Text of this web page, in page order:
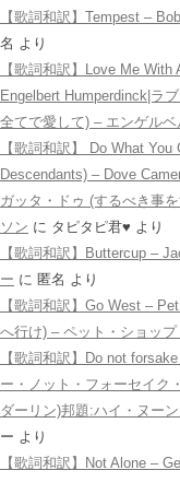
【歌詞和訳】Tempest –
名 より
【歌詞和訳】Love Me
Engelbert Humperdinck|ラ
全てで愛して) – エンゲル
【歌詞和訳】 Do What
Descendants) – Dove
ガッタ・ドゥ (するべき事
ソン に タピタピ君♥️ より
【歌詞和訳】Buttercup –
ー に 匿名 より
【歌詞和訳】Go West –
へ行け) – ペット・ショッ
【歌詞和訳】Do not
ー・ノット・フォーセイク
ダーリン)邦題:ハイ・ヌー
ー より
【歌詞和訳】Not Alone –